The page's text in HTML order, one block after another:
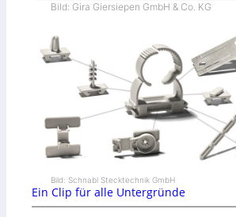
Bild: Gira Giersiepen GmbH & Co. KG
Bild: Schnabl Stecktechnik GmbH
Ein Clip für alle Untergründe